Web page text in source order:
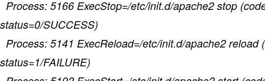
Process: 5166 ExecStop=/etc/init.d/apache2 stop
status=0/SUCCESS)
Process: 5141 ExecReload=/etc/init.d/apache2 reload
status=1/FAILURE)